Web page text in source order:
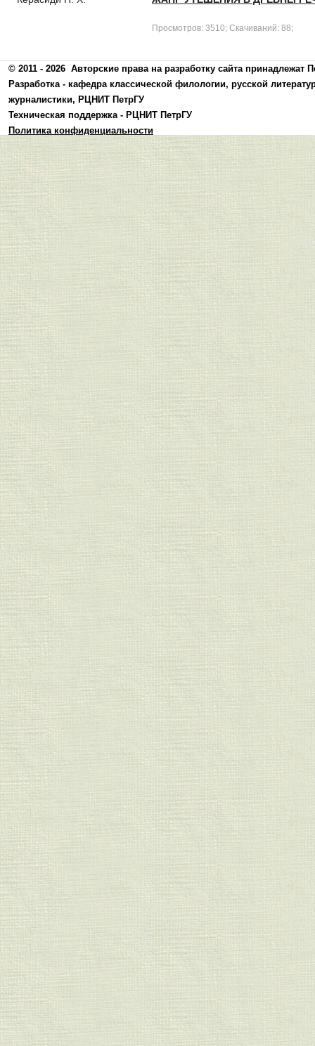
Просмотров: 3510; Скачиваний: 88;
© 2011 - 2026 Авторские права на разработку сайта принадлежат
Разработка - кафедра классической филологии, русской
журналистики, РЦНИТ ПетрГУ
Техническая поддержка - РЦНИТ ПетрГУ
Политика конфиденциальности